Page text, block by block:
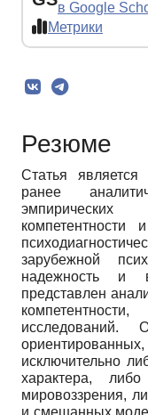
в Google
Метрики
Резюме
Статья является
ранее
зарубежной
надежность и
представлен
исследований.
исключительно
характера,
мировоззрения,